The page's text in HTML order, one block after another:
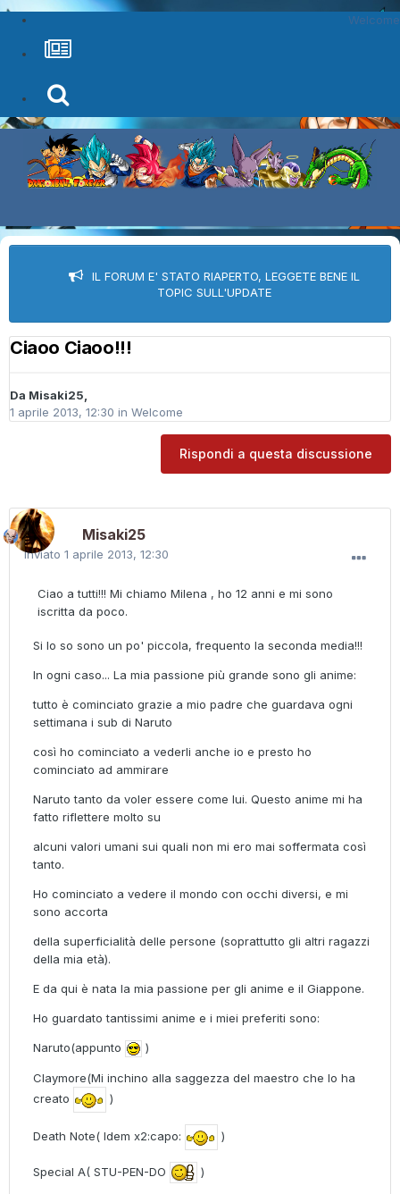
Welcome
IL FORUM E' STATO RIAPERTO, LEGGETE BENE IL
TOPIC SULL'UPDATE
Ciaoo Ciaoo!!!
Da Misaki25,
1 aprile 2013, 12:30 in Welcome
Rispondi a questa discussione
Misaki25
Inviato 1 aprile 2013, 12:30
Ciao a tutti!!! Mi chiamo Milena , ho 12 anni e mi sono
iscritta da poco.
Si lo so sono un po' piccola, frequento la seconda media!!!
In ogni caso... La mia passione più grande sono gli anime:
tutto è cominciato grazie a mio padre che guardava ogni
settimana i sub di Naruto
così ho cominciato a vederli anche io e presto ho
cominciato ad ammirare
Naruto tanto da voler essere come lui. Questo anime mi ha
fatto riflettere molto su
alcuni valori umani sui quali non mi ero mai soffermata così
tanto.
Ho cominciato a vedere il mondo con occhi diversi, e mi
sono accorta
della superficialità delle persone (soprattutto gli altri ragazzi
della mia età).
E da qui è nata la mia passione per gli anime e il Giappone.
Ho guardato tantissimi anime e i miei preferiti sono:
Naruto(appunto )
Claymore(Mi inchino alla saggezza del maestro che lo ha
creato
)
Death Note( Idem x2:capo: )
Special A( STU-PEN-DO )